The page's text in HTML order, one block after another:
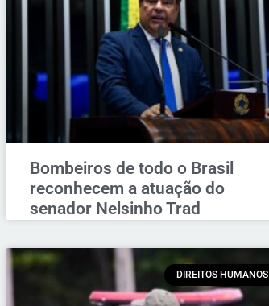
Bombeiros de todo o Brasil
reconhecem a atuação do
senador Nelsinho Trad
DIREITOS HUMANOS